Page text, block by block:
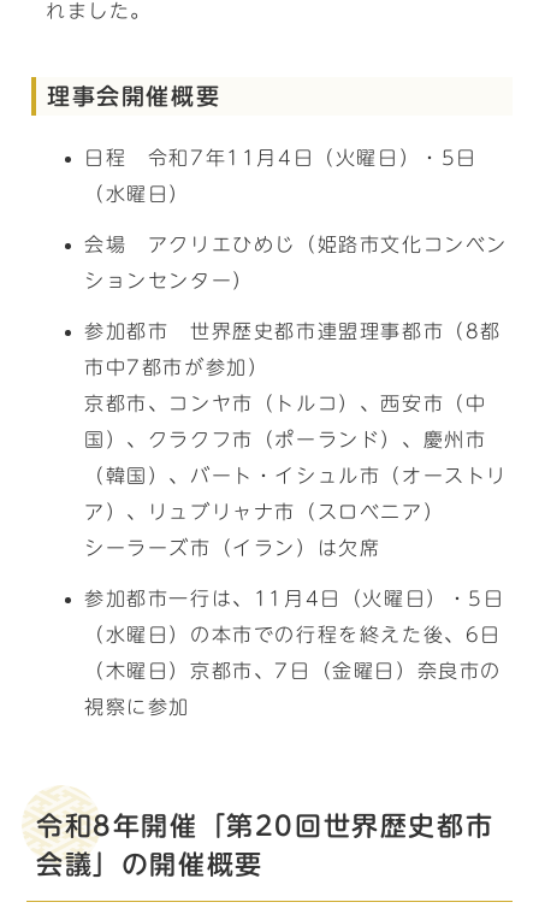
れました。
理事会開催概要
日程 令和7年11月4日（火曜日）・5日
（水曜日）
会場 アクリエひめじ（姫路市文化コンベン
ションセンター）
参加都市 世界歴史都市連盟理事都市（8都
市中7都市が参加）
京都市、コンヤ市（トルコ）、西安市（中
国）、クラクフ市（ポーランド）、慶州市
（韓国）、バート・イシュル市（オーストリ
ア）、リュブリャナ市（スロベニア）
シーラーズ市（イラン）は欠席
参加都市一行は、11月4日（火曜日）・5日
（水曜日）の本市での行程を終えた後、6日
（木曜日）京都市、7日（金曜日）奈良市の
視察に参加
令和8年開催「第20回世界歴史都市
会議」の開催概要